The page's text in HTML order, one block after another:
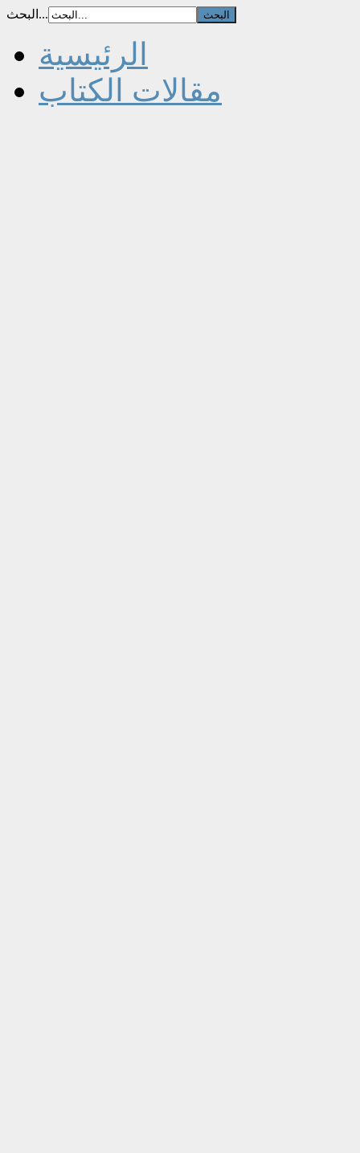
البحث...
الرئيسية
مقالات الكتاب